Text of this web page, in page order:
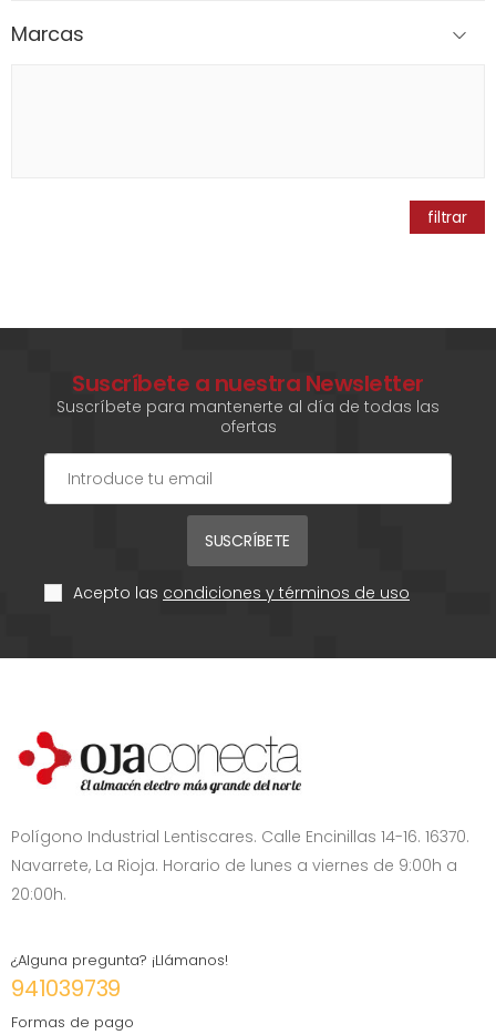
Marcas
filtrar
Suscríbete a nuestra Newsletter
Suscríbete para mantenerte al día de todas las
ofertas
SUSCRÍBETE
Acepto las condiciones y términos de uso
Polígono Industrial Lentiscares. Calle Encinillas 14-16. 16370.
Navarrete, La Rioja. Horario de lunes a viernes de 9:00h a
20:00h.
¿Alguna pregunta? ¡Llámanos!
941039739
Formas de pago